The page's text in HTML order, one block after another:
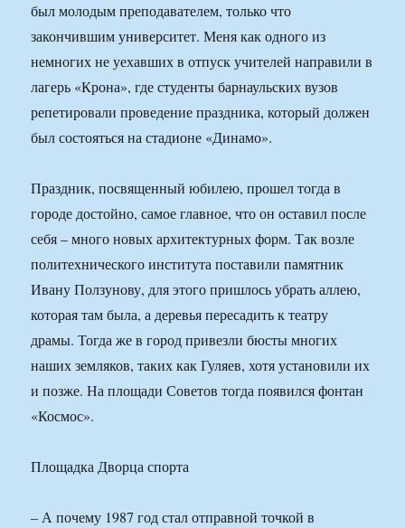
был молодым преподавателем, только что
закончившим университет. Меня как одного из
немногих не уехавших в отпуск учителей направили в
лагерь «Крона», где студенты барнаульских вузов
репетировали проведение праздника, который должен
был состояться на стадионе «Динамо».
Праздник, посвященный юбилею, прошел тогда в
городе достойно, самое главное, что он оставил после
себя – много новых архитектурных форм. Так возле
политехнического института поставили памятник
Ивану Ползунову, для этого пришлось убрать аллею,
которая там была, а деревья пересадить к театру
драмы. Тогда же в город привезли бюсты многих
наших земляков, таких как Гуляев, хотя установили их
и позже. На площади Советов тогда появился фонтан
«Космос».
Площадка Дворца спорта
– А почему 1987 год стал отправной точкой в